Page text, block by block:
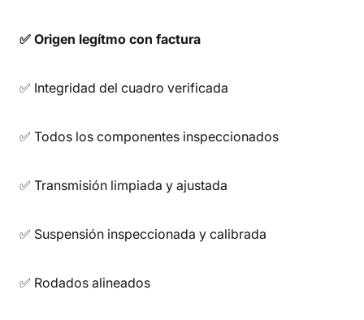
✅ Origen legítmo con factura
✅ Integridad del cuadro verificada
✅ Todos los componentes inspeccionados
✅ Transmisión limpiada y ajustada
✅ Suspensión inspeccionada y calibrada
✅ Rodados alineados